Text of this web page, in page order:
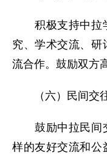
积极支持中拉学
究、学术交流、研
流合作。鼓励双方
（六）民间交
鼓励中拉民间交
样的友好交流和公